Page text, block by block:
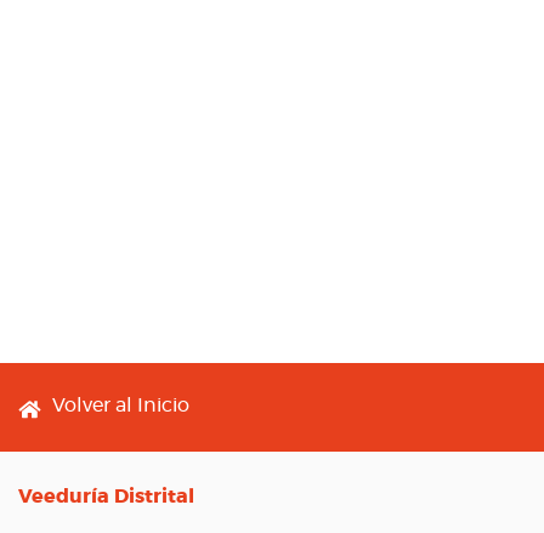
Footer menu
Volver al Inicio
Veeduría Distrital